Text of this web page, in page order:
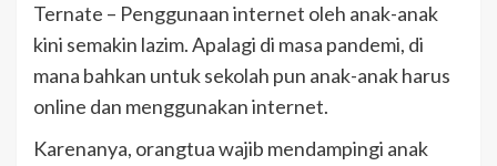
Ternate – Penggunaan internet oleh anak-anak
kini semakin lazim. Apalagi di masa pandemi, di
mana bahkan untuk sekolah pun anak-anak harus
online dan menggunakan internet.
Karenanya, orangtua wajib mendampingi anak